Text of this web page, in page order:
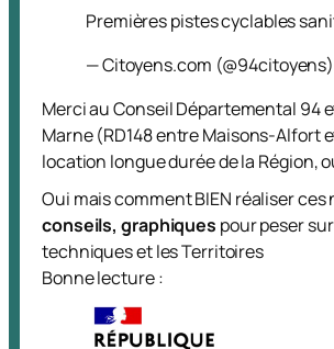
Premières pistes cyclables
— Citoyens.com (@94citoyens)
Merci au Conseil Départemental 94
Marne (RD148 entre Maisons-Alfort
location longue durée de la Région,
Oui mais comment BIEN réaliser
conseils, graphiques pour peser
techniques et les Territoires
Bonne lecture :